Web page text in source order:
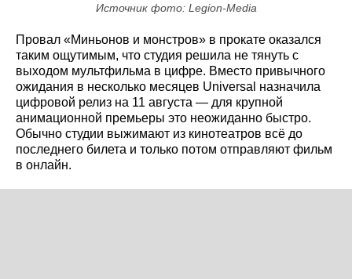
Источник фото: Legion-Media
Провал «Миньонов и монстров» в прокате оказался
таким ощутимым, что студия решила не тянуть с
выходом мультфильма в цифре. Вместо привычного
ожидания в несколько месяцев Universal назначила
цифровой релиз на 11 августа — для крупной
анимационной премьеры это неожиданно быстро.
Обычно студии выжимают из кинотеатров всё до
последнего билета и только потом отправляют фильм
в онлайн.